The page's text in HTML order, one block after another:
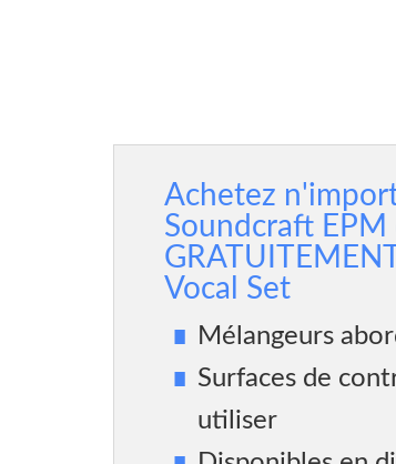
Achetez
Soundcraft EPM
Vocal Set
Mélangeurs
Surfaces de
utiliser